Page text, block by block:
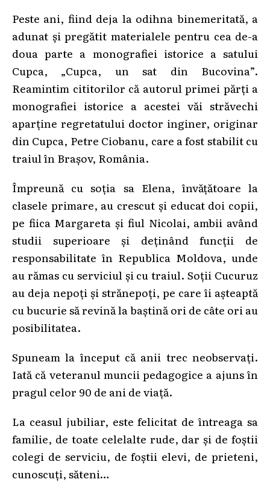
Peste ani, fiind deja la odihna binemeritată, a
adunat și pregătit materialele pentru cea de-a
doua parte a monografiei istorice a satului
Cupca, „Cupca, un sat din Bucovina”.
Reamintim cititorilor că autorul primei părți a
monografiei istorice a acestei văi străvechi
aparține regretatului doctor inginer, originar
din Cupca, Petre Ciobanu, care a fost stabilit cu
traiul în Brașov, România.
Împreună cu soția sa Elena, învățătoare la
clasele primare, au crescut și educat doi copii,
pe fiica Margareta și fiul Nicolai, ambii având
studii superioare și deținând funcții de
responsabilitate în Republica Moldova, unde
au rămas cu serviciul și cu traiul. Soții Cucuruz
au deja nepoți și strănepoți, pe care îi așteaptă
cu bucurie să revină la baștină ori de câte ori au
posibilitatea.
Spuneam la început că anii trec neobservați.
Iată că veteranul muncii pedagogice a ajuns în
pragul celor 90 de ani de viață.
La ceasul jubiliar, este felicitat de întreaga sa
familie, de toate celelalte rude, dar și de foștii
colegi de serviciu, de foștii elevi, de prieteni,
cunoscuți, săteni…